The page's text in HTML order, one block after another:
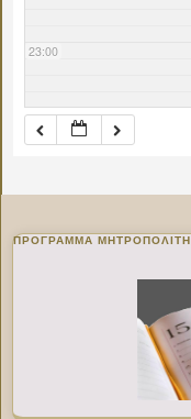
23:00
ΠΡΌΓΡΑΜΜΑ ΜΗΤΡΟΠΟΛΊΤΗ